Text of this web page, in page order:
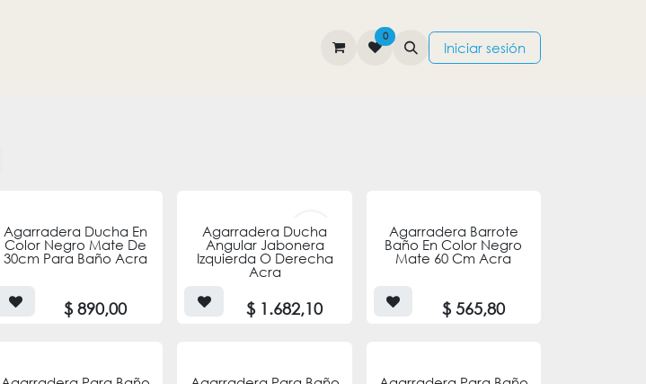
CONTÁCTENOS
0
Iniciar sesión
Agarradera Ducha En
Color Negro Mate De
30cm Para Baño Acra
$890,00
ENVÍO
GRATIS
Agarradera Ducha
Angular Jabonera
Izquierda O Derecha
Acra
$ 1.682,10
Agarradera Barrote
Baño En Color Negro
Mate 60 Cm Acra
$565,80